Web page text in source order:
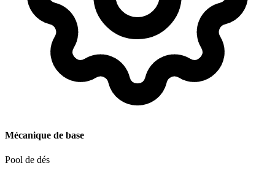
Mécanique de base
Pool de dés